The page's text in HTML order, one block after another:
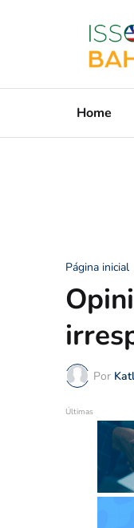
Home
Página inicial
Por
Últimas